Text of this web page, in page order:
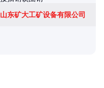
山东矿大工矿设备有限公司